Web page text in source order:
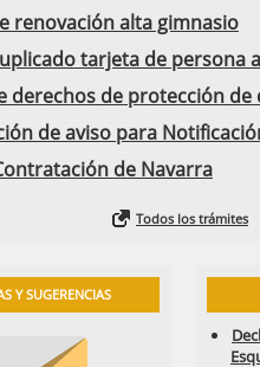
renovación alta gimnasio
tarjeta de persona
derechos de protección de
de aviso para
de Navarra
Todos los trámites
Y SUGERENCIAS